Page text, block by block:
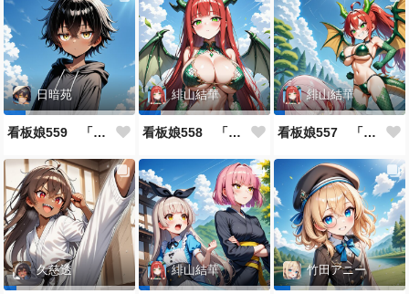
日暗苑
看板娘559 「日暗苑のよもやま話」
緋山結華
看板娘558 「緋山結華」キャラクター紹介
緋山結華
看板娘557 「其々の再会」
久慈透 緋山結華 竹田アニー